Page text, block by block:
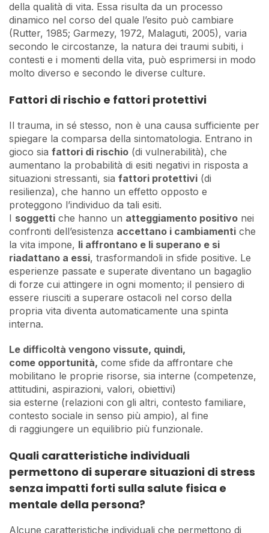
della qualità di vita. Essa risulta da un processo
dinamico nel corso del quale l’esito può cambiare
(Rutter, 1985; Garmezy, 1972, Malaguti, 2005), varia
secondo le circostanze, la natura dei traumi subiti, i
contesti e i momenti della vita, può esprimersi in modo
molto diverso e secondo le diverse culture.
Fattori di rischio e fattori protettivi
Il trauma, in sé stesso, non è una causa sufficiente per
spiegare la comparsa della sintomatologia. Entrano in
gioco sia fattori di rischio (di vulnerabilità), che
aumentano la probabilità di esiti negativi in risposta a
situazioni stressanti, sia fattori protettivi (di
resilienza), che hanno un effetto opposto e
proteggono l’individuo da tali esiti.
I soggetti che hanno un atteggiamento positivo nei
confronti dell’esistenza accettano i cambiamenti che
la vita impone, li affrontano e li superano e si
riadattano a essi, trasformandoli in sfide positive. Le
esperienze passate e superate diventano un bagaglio
di forze cui attingere in ogni momento; il pensiero di
essere riusciti a superare ostacoli nel corso della
propria vita diventa automaticamente una spinta
interna.
Le difficoltà vengono vissute, quindi,
come opportunità, come sfide da affrontare che
mobilitano le proprie risorse, sia interne (competenze,
attitudini, aspirazioni, valori, obiettivi)
sia esterne (relazioni con gli altri, contesto familiare,
contesto sociale in senso più ampio), al fine
di raggiungere un equilibrio più funzionale.
Quali caratteristiche individuali
permettono di superare situazioni di stress
senza impatti forti sulla salute fisica e
mentale della persona?
Alcune caratteristiche individuali che permettono di